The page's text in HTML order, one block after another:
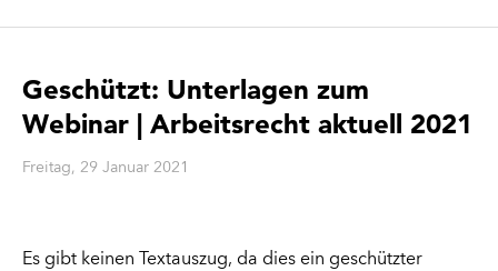
Geschützt: Unterlagen zum
Webinar | Arbeitsrecht aktuell 2021
Freitag, 29 Januar 2021
Es gibt keinen Textauszug, da dies ein geschützter